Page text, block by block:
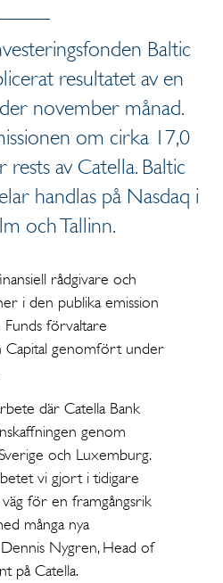
Baltic
resultatet av en
november månad.
om cirka 17,0
av Catella. Baltic
handlas på Nasdaq i
och Tallinn.
rådgivare och
i den publika emission
förvaltare
genomfört under
där Catella Bank
genom
och Luxemburg.
vi gjort i tidigare
för en framgångsrik
många nya
Nygren, Head of
på Catella.